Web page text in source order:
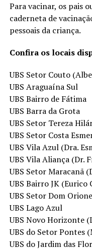
Para vacinar, os pais
caderneta de
pessoais da criança.
Confira os locais
UBS Setor Couto
UBS Araguaína Sul
UBS Bairro de Fátima
UBS Barra da Grota
UBS Setor Tereza
UBS Setor Costa
UBS Vila Azul (Dra.
UBS Vila Aliança (Dr.
UBS Setor Maracanã
UBS Bairro JK (Eurico
UBS Setor Dom
UBS Lago Azul
UBS Novo Horizonte
UBS do Setor Pontes
UBS do Jardim das